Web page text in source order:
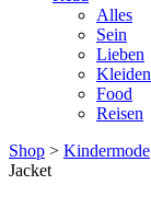
Alles
Sein
Lieben
Kleiden
Food
Reisen
Shop > Kindermode
Jacket